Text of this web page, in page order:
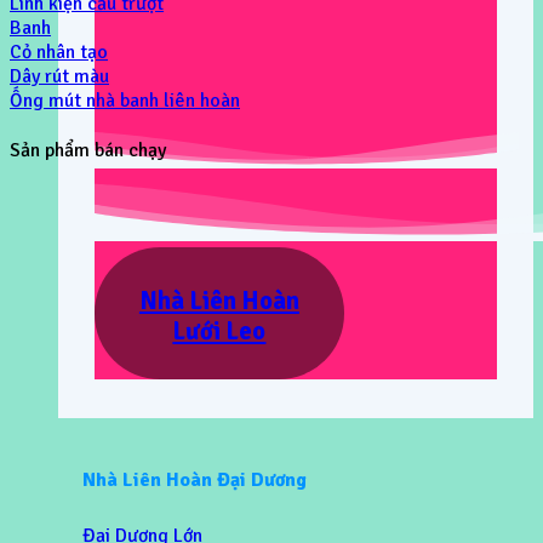
Nhà Liên Hoàn
Lưới Leo
Nhà Liên Hoàn Đại Dương
Đại Dương Lớn
Banh
Cỏ nhân tạo
Dây rút màu
Ống mút nhà banh liên hoàn
Sản phẩm bán chạy